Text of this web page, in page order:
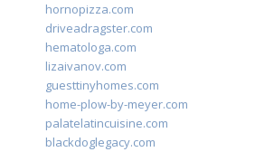
hornopizza.com
driveadragster.com
hematologa.com
lizaivanov.com
guesttinyhomes.com
home-plow-by-meyer.com
palatelatincuisine.com
blackdoglegacy.com